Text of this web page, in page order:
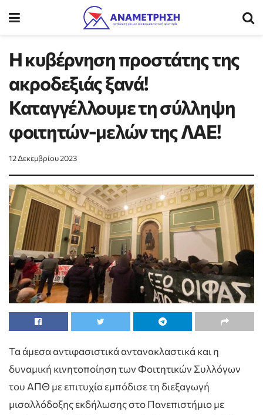
Η κυβέρνηση προστάτης της
ακροδεξιάς ξανά!
Καταγγέλλουμε τη σύλληψη
φοιτητών-μελών της ΛΑΕ!
12 Δεκεμβρίου 2023
Τα άμεσα αντιφασιστικά αντανακλαστικά και η
δυναμική κινητοποίηση των Φοιτητικών Συλλόγων
του ΑΠΘ με επιτυχία εμπόδισε τη διεξαγωγή
μισαλλόδοξης εκδήλωσης στο Πανεπιστήμιο με